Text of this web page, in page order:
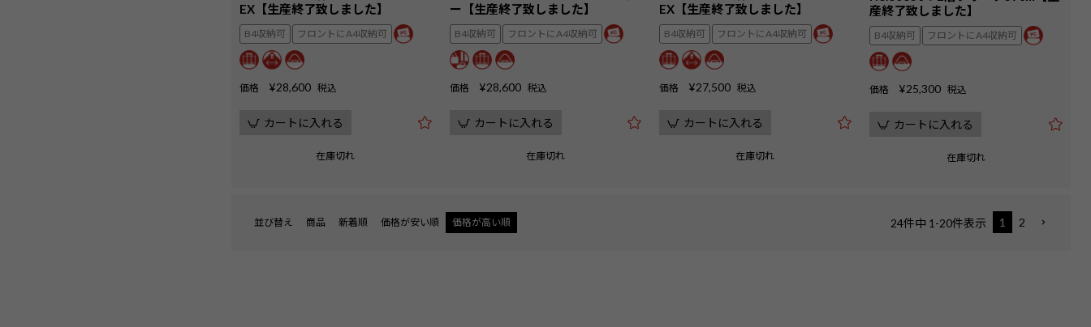
EX【生産終了致しました】
B4収納可 フロントにA4収納可
価格 ¥28,600 税込
カートに入れる
在庫切れ
ー【生産終了致しました】
B4収納可 フロントにA4収納可
価格 ¥28,600 税込
カートに入れる
在庫切れ
EX【生産終了致しました】
B4収納可 フロントにA4収納可
価格 ¥27,500 税込
カートに入れる
在庫切れ
産終了致しました】
B4収納可 フロントにA4収納可
価格 ¥25,300 税込
カートに入れる
在庫切れ
並び替え 商品 新着順 価格が安い順 価格が高い順 24件中 1 -20件表示 1 2